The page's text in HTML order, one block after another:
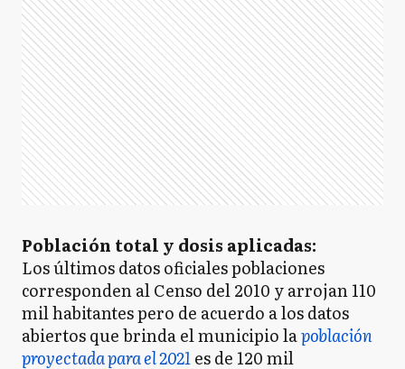
Población total y dosis aplicadas:
Los últimos datos oficiales poblaciones
corresponden al Censo del 2010 y arrojan 110
mil habitantes pero de acuerdo a los datos
abiertos que brinda el municipio lapoblación
proyectada para el 2021es de 120 mil